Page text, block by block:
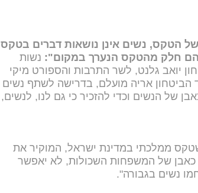
הטקס, נשים אינן נושאות דברים בטקס
שהם חלק מהטקס הנערך במקום": נשות
יואב גלנט, לשר התרבות והספורט מיקי
אריה מועלם, בדרישה לשתף נשים
של הנשים וכדי להזכיר כי גם לנו, לנשים,
ממלכתי במדינת ישראל, המוקיר את
כאבן של המשפחות השכולות, לא יאפשר
נשים בגבורה".